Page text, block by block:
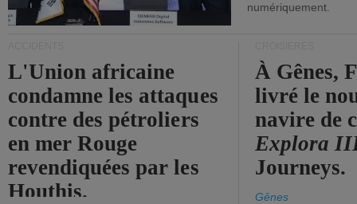
numériquement.
L'Union africaine
condamne les attaques
contre des pétroliers
en mer Rouge
revendiquées par les
Houthis.
À Gênes,
livré le
navire de
Explora
Journeys.
Gênes